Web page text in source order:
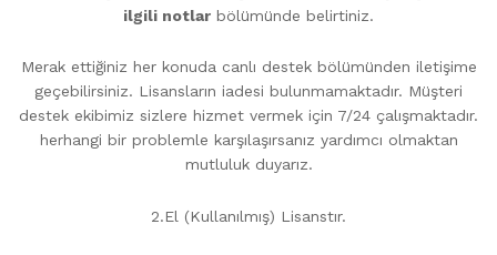
ilgili notlar bölümünde belirtiniz.
Merak ettiğiniz her konuda canlı destek bölümünden iletişime
geçebilirsiniz. Lisansların iadesi bulunmamaktadır. Müşteri
destek ekibimiz sizlere hizmet vermek için 7/24 çalışmaktadır.
herhangi bir problemle karşılaşırsanız yardımcı olmaktan
mutluluk duyarız.
2.El (Kullanılmış) Lisanstır.